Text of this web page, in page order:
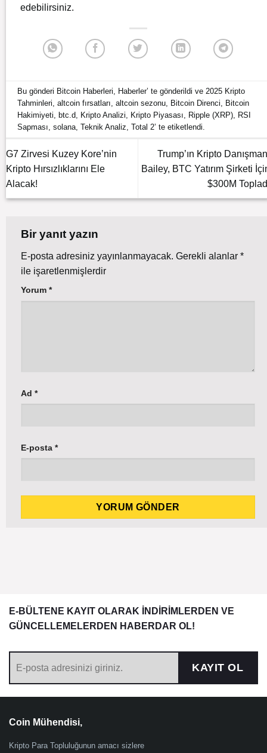
edebilirsiniz.
Bu gönderi Bitcoin Haberleri Haberler’ te gönderildi ve 2025 Kripto
Tahminleri ,altcoin fırsatları ,altcoin sezonu Bitcoin Direnci
Bitcoin
Hakimiyeti ,btc.d Kripto Analizi Kripto Piyasası Ripple (XRP) RSI
Sapması ,solana ,Teknik Analiz ,Total 2’ te etiketlendi.
G7 Zirvesi Kuzey Kore’nin
Kripto Hırsızlıklarını Ele
Alacak!
Trump’ın Kripto
Bailey, BTC Yatırım Şirketi
$300M
Bir yanıt yazın
E-posta adresiniz yayınlanmayacak. Gerekli alanlar *
ile işaretlenmişlerdir
Yorum *
Ad *
E-posta *
E-BÜLTENE KAYIT OLARAK İNDİRİMLERDEN VE
GÜNCELLEMELERDEN HABERDAR OL!
KAYIT OL
Coin Mühendisi,
Kripto Para Topluluğunun amacı sizlere